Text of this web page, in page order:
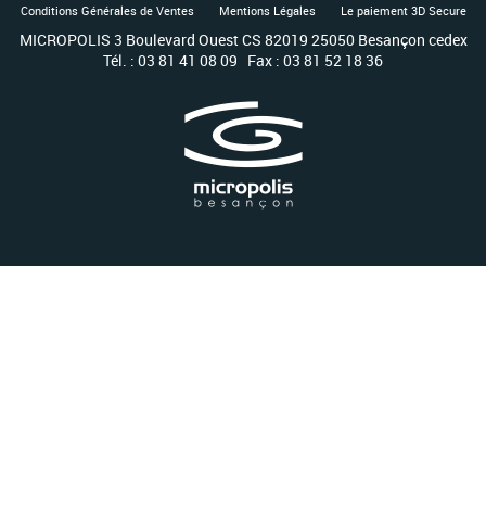
Conditions Générales de Ventes Mentions Légales Le paiement 3D Secure
MICROPOLIS 3 Boulevard Ouest CS 82019 25050 Besançon cedex
Tél. : 03 81 41 08 09 Fax : 03 81 52 18 36